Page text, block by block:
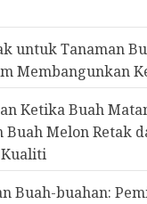
untuk Tanaman
Membangunkan
Ketika Buah
Melon Retak
Buah-buahan: